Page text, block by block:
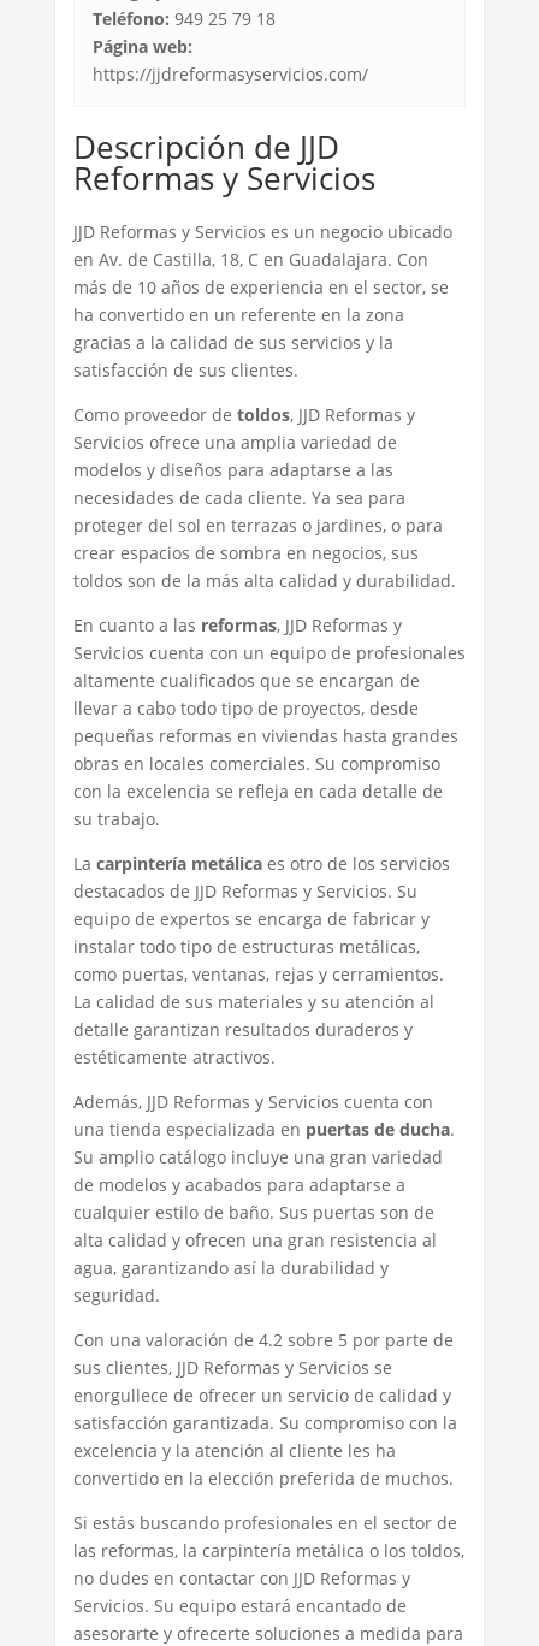
Teléfono: 949 25 79 18
Página web:
https://jjdreformasyservicios.com/
Descripción de JJD
Reformas y Servicios
JJD Reformas y Servicios es un negocio ubicado
en Av. de Castilla, 18, C en Guadalajara. Con
más de 10 años de experiencia en el sector, se
ha convertido en un referente en la zona
gracias a la calidad de sus servicios y la
satisfacción de sus clientes.
Como proveedor de toldos, JJD Reformas y
Servicios ofrece una amplia variedad de
modelos y diseños para adaptarse a las
necesidades de cada cliente. Ya sea para
proteger del sol en terrazas o jardines, o para
crear espacios de sombra en negocios, sus
toldos son de la más alta calidad y durabilidad.
En cuanto a las reformas, JJD Reformas y
Servicios cuenta con un equipo de profesionales
altamente cualificados que se encargan de
llevar a cabo todo tipo de proyectos, desde
pequeñas reformas en viviendas hasta grandes
obras en locales comerciales. Su compromiso
con la excelencia se refleja en cada detalle de
su trabajo.
La carpintería metálicaes otro de los servicios
destacados de JJD Reformas y Servicios. Su
equipo de expertos se encarga de fabricar y
instalar todo tipo de estructuras metálicas,
como puertas, ventanas, rejas y cerramientos.
La calidad de sus materiales y su atención al
detalle garantizan resultados duraderos y
estéticamente atractivos.
Además, JJD Reformas y Servicios cuenta con
una tienda especializada en puertas de ducha.
Su amplio catálogo incluye una gran variedad
de modelos y acabados para adaptarse a
cualquier estilo de baño. Sus puertas son de
alta calidad y ofrecen una gran resistencia al
agua, garantizando así la durabilidad y
seguridad.
Con una valoración de 4.2 sobre 5 por parte de
sus clientes, JJD Reformas y Servicios se
enorgullece de ofrecer un servicio de calidad y
satisfacción garantizada. Su compromiso con la
excelencia y la atención al cliente les ha
convertido en la elección preferida de muchos.
Si estás buscando profesionales en el sector de
las reformas, la carpintería metálica o los toldos,
no dudes en contactar con JJD Reformas y
Servicios. Su equipo estará encantado de
asesorarte y ofrecerte soluciones a medida para